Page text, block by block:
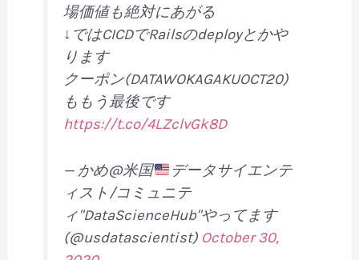
場価値も絶対にあがる
↓ではCICDでRailsのdeployとかや
ります
クーポン(DATAWOKAGAKUOCT20)
ももう最後です
https://t.co/4LZclvGk8D
— かめ@米国
データサイエンテ
ィスト/コミュニテ
ィ"DataScienceHub"やってます
(@usdatascientist) October 30,